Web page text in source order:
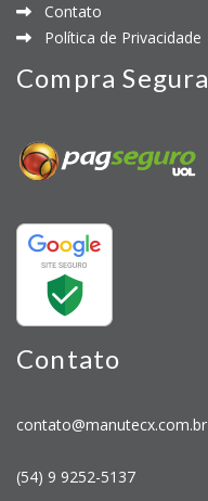
Contato
Política de Privacidade
Compra Segura
Contato
contato@manutecx.com.br
(54) 9 9252-5137